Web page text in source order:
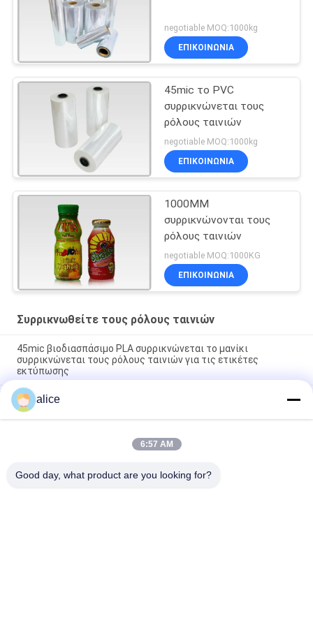
negotiable MOQ:1000kg
ΕΠΙΚΟΙΝΩΝΙΑ
45mic το PVC
συρρικνώνεται τους
ρόλους ταινιών
negotiable MOQ:1000kg
ΕΠΙΚΟΙΝΩΝΙΑ
1000MM
συρρικνώνονται τους
ρόλους ταινιών
negotiable MOQ:1000KG
ΕΠΙΚΟΙΝΩΝΙΑ
Συρρικνωθείτε τους ρόλους ταινιών
45mic βιοδιασπάσιμο PLA συρρικνώνεται το μανίκι
συρρικνώνεται τους ρόλους ταινιών για τις ετικέτες
εκτύπωσης
Η αρίστης ποιότητας PET PETG συρρικνώνεται την ταινία
40Mic συγκολλά το πλαστικό υλικό συσκευασίας με
θερμότητα
70% - 78% Διαυγές PETG συρρικνωτικό φιλμ, θερμικά
alice
6:57 AM
Good day, what product are you looking for?